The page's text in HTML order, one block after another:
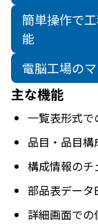
簡単操作で
能
電脳工場の
主な機能
一覧表形式
品目・品目
構成情報のチ
部品表データ
詳細画面で